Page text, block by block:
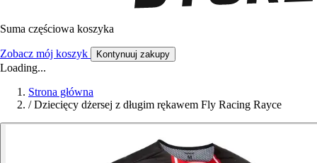
Suma częściowa koszyka
Zobacz mój koszyk Kontynuuj zakupy
Loading...
Strona główna
/ Dziecięcy dżersej z długim rękawem Fly Racing Rayce